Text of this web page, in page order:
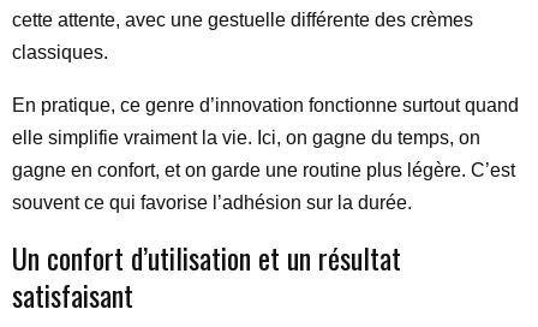
cette attente, avec une gestuelle différente des crèmes
classiques.
En pratique, ce genre d’innovation fonctionne surtout quand
elle simplifie vraiment la vie. Ici, on gagne du temps, on
gagne en confort, et on garde une routine plus légère. C’est
souvent ce qui favorise l’adhésion sur la durée.
Un confort d’utilisation et un résultat
satisfaisant